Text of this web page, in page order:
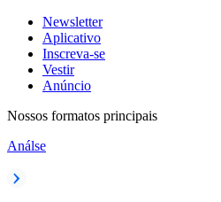
Newsletter
Aplicativo
Inscreva-se
Vestir
Anúncio
Nossos formatos principais
Análse